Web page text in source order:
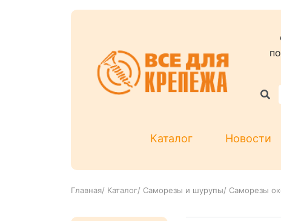
Каталог Новости
Главная/ Каталог/ Саморезы и шурупы/ Саморезы